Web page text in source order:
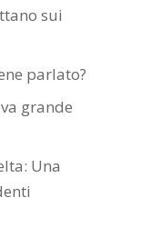
sui
parlato?
grande
Una